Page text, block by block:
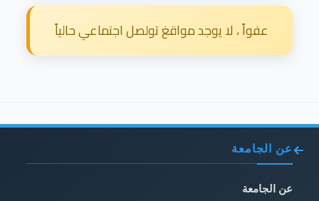
عفواً ، لا يوجد مواقغ تولصل اجتماعي حالياً
عن الجامعة
عن الجامعة